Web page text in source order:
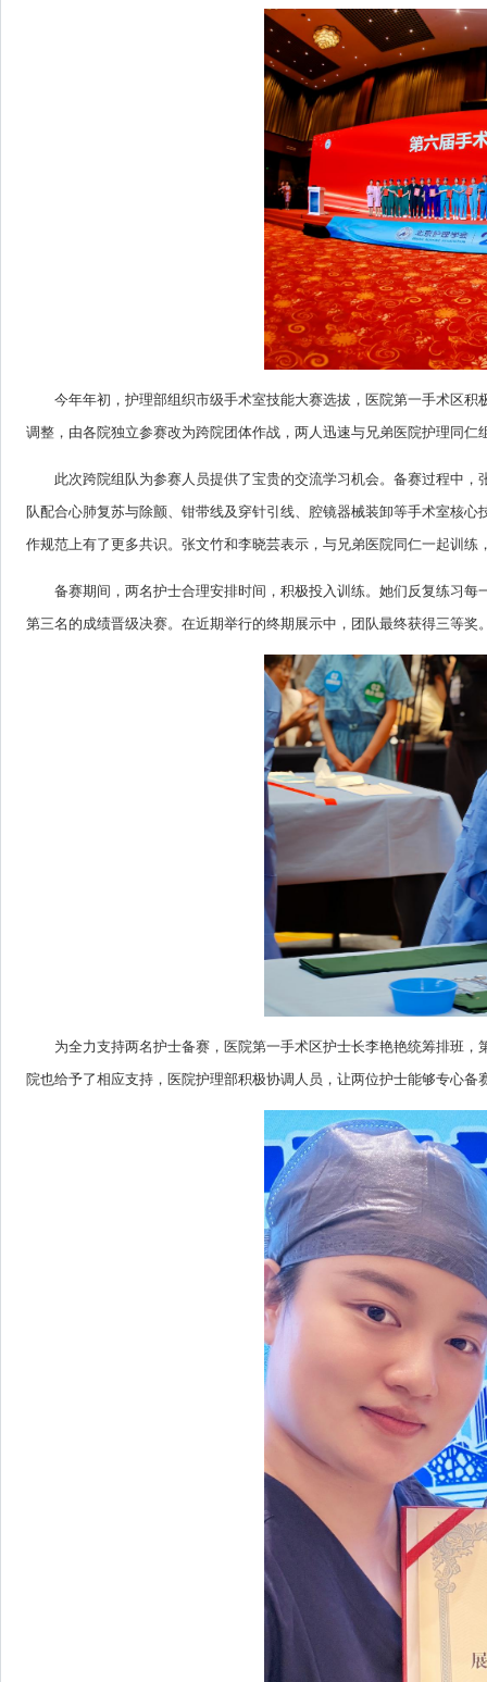
今年年初，护理部组织市级手术室技能大赛选拔，医院第一手术区
调整，由各院独立参赛改为跨院团体作战，两人迅速与兄弟医院护理同仁
此次跨院组队为参赛人员提供了宝贵的交流学习机会。备赛过程中
队配合心肺复苏与除颤、钳带线及穿针引线、腔镜器械装卸等手术室核
作规范上有了更多共识。张文竹和李晓芸表示，与兄弟医院同仁一起训
备赛期间，两名护士合理安排时间，积极投入训练。她们反复练习
第三名的成绩晋级决赛。在近期举行的终期展示中，团队最终获得三等
为全力支持两名护士备赛，医院第一手术区护士长李艳艳统筹排班
院也给予了相应支持，医院护理部积极协调人员，让两位护士能够专心备